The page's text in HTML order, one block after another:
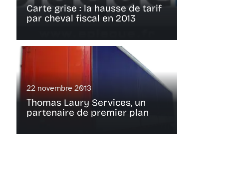
Carte grise : la hausse de tarif
par cheval fiscal en 2013
22 novembre 2013
Thomas Laury Services, un
partenaire de premier plan